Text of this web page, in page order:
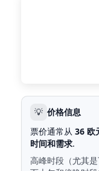
💡 价格信息
票价通常从 36 欧
时间和需求.
高峰时段（尤其